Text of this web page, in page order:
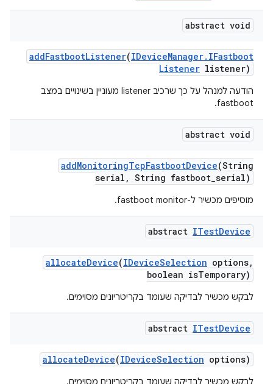
abstract void
addFastbootListener(IDeviceManager. IFastboot
Listener listener)
הודעה למנהל על כך שרכיב listener מעוניין בשינויים במצב
fastboot.
abstract void
addMonitoringTcpFastbootDevice(String
serial , String fastboot_serial)
מוסיפים מכשיר ל-fastboot monitor.
abstract ITestDevice
allocateDevice(IDeviceSelection options,
boolean isTemporary)
לבקש מכשיר לבדיקה שעומד בקריטריונים מסוימים.
abstract ITestDevice
allocateDevice(IDeviceSelection options)
לבקש מכשיר לבדיקה שעומד בקריטריונים מסוימים.